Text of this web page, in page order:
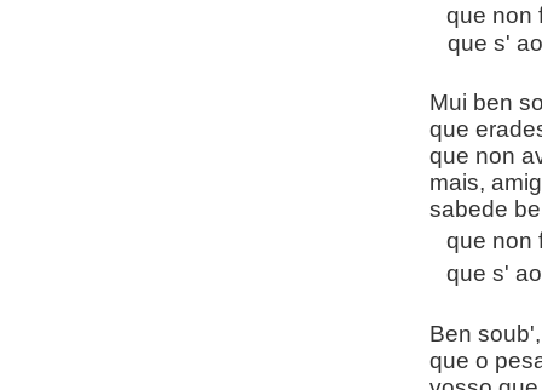
que non
que s'
Mui ben
que
que non
mais,
sabede
que non
que s'
Ben
que o